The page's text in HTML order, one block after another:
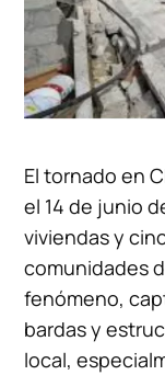
El tornado en
el 14 de junio
viviendas y
comunidades
fenómeno,
bardas y
local,